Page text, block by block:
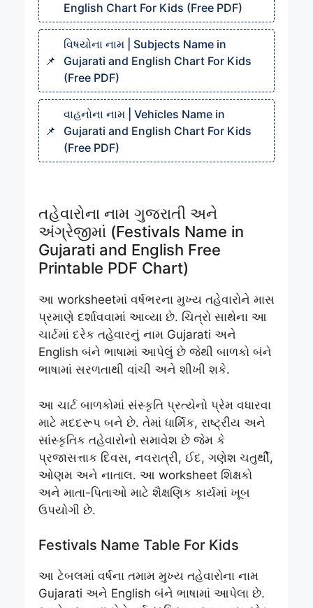
English Chart For Kids (Free PDF)
વિષયોના નામ | Subjects Name in
Gujarati and English Chart For Kids
(Free PDF)
વાહનોના નામ | Vehicles Name in
Gujarati and English Chart For Kids
(Free PDF)
તહેવારોના નામ ગુજરાતી અને
અંગ્રેજીમાં (Festivals Name in
Gujarati and English Free
Printable PDF Chart)
આ worksheetમાં વર્ષભરના મુખ્ય તહેવારોને માસ
પ્રમાણે દર્શાવવામાં આવ્યા છે. ચિત્રો સાથેના આ
ચાર્ટમાં દરેક તહેવારનું નામ Gujarati અને
English બંને ભાષામાં આપેલું છે જેથી બાળકો બંને
ભાષામાં સરળતાથી વાંચી અને શીખી શકે.
આ ચાર્ટ બાળકોમાં સંસ્કૃતિ પ્રત્યેનો પ્રેમ વધારવા
માટે મદદરૂપ બને છે. તેમાં ધાર્મિક, રાષ્ટ્રીય અને
સાંસ્કૃતિક તહેવારોનો સમાવેશ છે જેમ કે
પ્રજાસત્તાક દિવસ, નવરાત્રી, ઈદ, ગણેશ ચતુર્થી,
ઓણમ અને નાતાલ. આ worksheet શિક્ષકો
અને માતા-પિતાઓ માટે શૈક્ષણિક કાર્યમાં ખૂબ
ઉપયોગી છે.
Festivals Name Table For Kids
આ ટેબલમાં વર્ષના તમામ મુખ્ય તહેવારોના નામ
Gujarati અને English બંને ભાષામાં આપેલા છે.